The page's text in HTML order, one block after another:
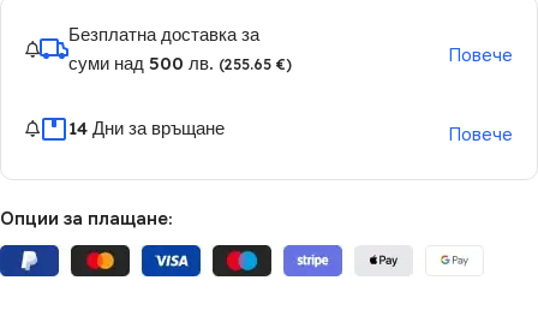
Безплатна доставка за
суми над 500 лв. (255.65 €) Повече
14 Дни за връщане Повече
Опции за плащане: